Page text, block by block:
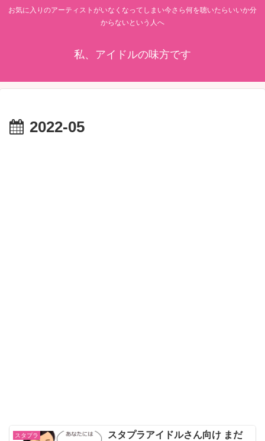
お気に入りのアーティストがいなくなってしまい今さら何を聴いたらいいか分
からないという人へ
私、アイドルの味方です
2022-05
スタプラ
スタプラアイドルさん向け まだ